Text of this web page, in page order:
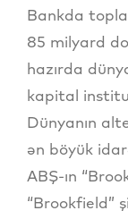
Bankda
85 milyard
hazırda
kapital
Dünyanın
ən böyük
ABŞ-ın
“Brookfield”